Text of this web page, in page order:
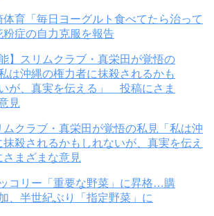
体育「毎日ヨーグルト食べてたら治って
症の自力克服を報告
ムクラブ・真栄田が覚悟の私見「私は沖
殺されるかもしれないが、真実を伝え
まざまな意見